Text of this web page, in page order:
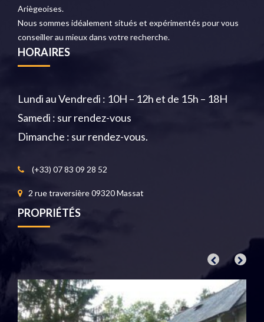
Ariègeoises.
Nous sommes idéalement situés et expérimentés pour vous
conseiller au mieux dans votre recherche.
HORAIRES
Lundi au Vendredi : 10H – 12h et de 15h – 18H
Samedi : sur rendez-vous
Dimanche : sur rendez-vous.
(+33) 07 83 09 28 52
2 rue traversière 09320 Massat
PROPRIÉTÉS